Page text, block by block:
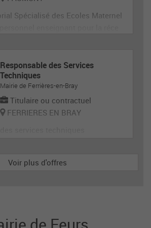
Spécialisé des Ecoles Maternel
servant directement aux enfant
membre de la communauté éduca
Responsable des Services
Techniques
Mairie de Ferrières-en-Bray
Titulaire ou contractuel
FERRIERES EN BRAY
Voir plus d'offres